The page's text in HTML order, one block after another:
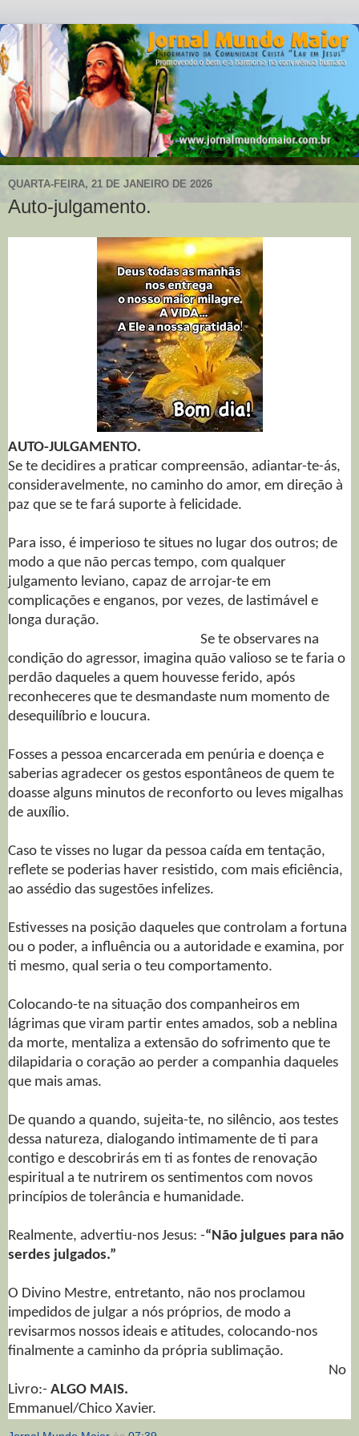
QUARTA-FEIRA, 21 DE JANEIRO DE 2026
Auto-julgamento.
AUTO-JULGAMENTO.
Se te decidires a praticar compreensão, adiantar-te-ás,
consideravelmente, no caminho do amor, em direção à
paz que se te fará suporte à felicidade.
Para isso, é imperioso te situes no lugar dos outros; de
modo a que não percas tempo, com qualquer
julgamento leviano, capaz de arrojar-te em
complicações e enganos, por vezes, de lastimável e
longa duração.
Se te observares na
condição do agressor, imagina quão valioso se te faria o
perdão daqueles a quem houvesse ferido, após
reconheceres que te desmandaste num momento de
desequilíbrio e loucura.
Fosses a pessoa encarcerada em penúria e doença e
saberias agradecer os gestos espontâneos de quem te
doasse alguns minutos de reconforto ou leves migalhas
de auxílio.
Caso te visses no lugar da pessoa caída em tentação,
reflete se poderias haver resistido, com mais eficiência,
ao assédio das sugestões infelizes.
Estivesses na posição daqueles que controlam a fortuna
ou o poder, a influência ou a autoridade e examina, por
ti mesmo, qual seria o teu comportamento.
Colocando-te na situação dos companheiros em
lágrimas que viram partir entes amados, sob a neblina
da morte, mentaliza a extensão do sofrimento que te
dilapidaria o coração ao perder a companhia daqueles
que mais amas.
De quando a quando, sujeita-te, no silêncio, aos testes
dessa natureza, dialogando intimamente de ti para
contigo e descobrirás em ti as fontes de renovação
espiritual a te nutrirem os sentimentos com novos
princípios de tolerância e humanidade.
Realmente, advertiu-nos Jesus: -“Não julgues para não
serdes julgados.”
O Divino Mestre, entretanto, não nos proclamou
impedidos de julgar a nós próprios, de modo a
revisarmos nossos ideais e atitudes, colocando-nos
finalmente a caminho da própria sublimação.
No
Livro:- ALGO MAIS.
Emmanuel/Chico Xavier.